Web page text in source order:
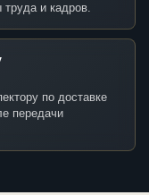
и кадров.
по доставке
передачи